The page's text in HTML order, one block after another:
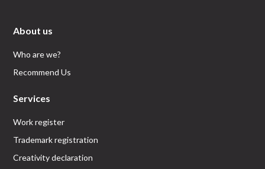
About us
Who are we?
Recommend Us
Services
Work register
Trademark registration
Creativity declaration